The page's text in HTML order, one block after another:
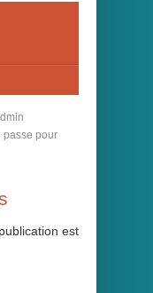
passe pour
est